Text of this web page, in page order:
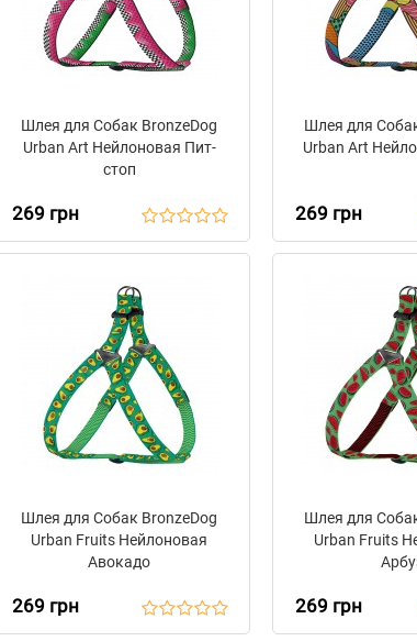
Шлея для Собак BronzeDog
Urban Art Нейлоновая Пит-
стоп
269 грн
Шлея для
Urban Art
269 грн
Шлея для Собак BronzeDog
Urban Fruits Нейлоновая
Авокадо
269 грн
Шлея для
Urban Fruits
269 грн